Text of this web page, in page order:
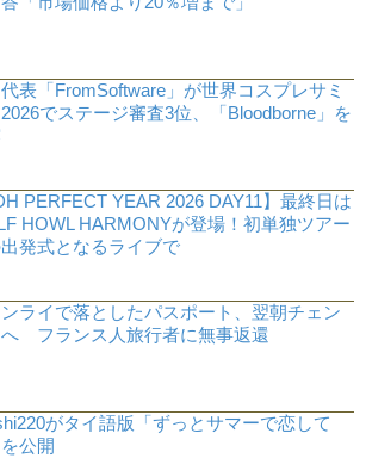
表「FromSoftware」が世界コスプレサミ
でステージ審査3位、「Bloodborne」を
PERFECT YEAR 2026 DAY11】最終日は
HOWL HARMONYが登場！初単独ツアー
発式となるライブで
ライで落としたパスポート、翌朝チェン
フランス人旅行者に無事返還
がタイ語版「ずっとサマーで恋して
公開